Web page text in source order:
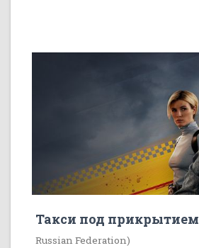
Такси под прикрытием
Russian Federation)